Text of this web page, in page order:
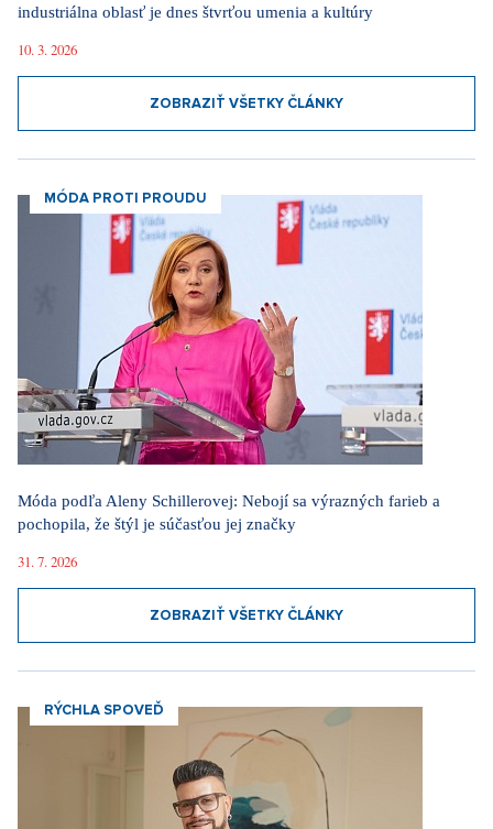
industriálna oblasť je dnes štvrťou umenia a kultúry
10. 3. 2026
ZOBRAZIŤ VŠETKY ČLÁNKY
MÓDA PROTI PROUDU
Móda podľa Aleny Schillerovej: Nebojí sa výrazných farieb a
pochopila, že štýl je súčasťou jej značky
31. 7. 2026
ZOBRAZIŤ VŠETKY ČLÁNKY
RÝCHLA SPOVEĎ